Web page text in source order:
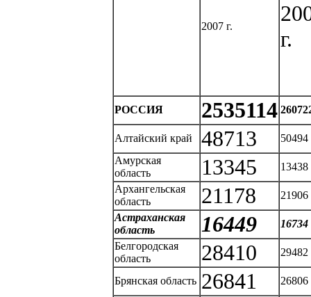
2007 г.
г.
РОССИЯ 2535114
Алтайский край 48713
50494
Амурская
область
13345
13438
Архангельская
область
21178
21906
Астраханская
область
16449
16734
Белгородская
область
28410 29482
Брянская область 26841
26806